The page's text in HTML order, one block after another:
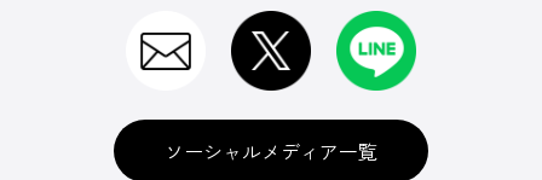
ソーシャルメディア一覧